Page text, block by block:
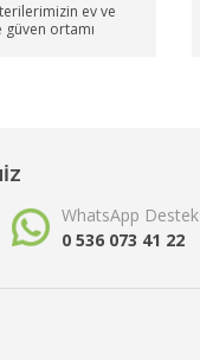
ev ve
ortamı
WhatsApp Destek
0 536 073 41 22